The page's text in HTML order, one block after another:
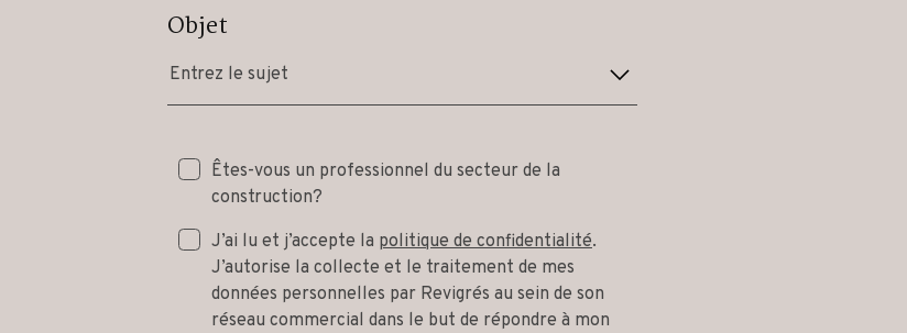
Objet
Entrez le sujet
Êtes-vous un professionnel du secteur de la
construction?
J’ai lu et j’accepte la politique de confidentialité.
J’autorise la collecte et le traitement de mes
données personnelles par Revigrés au sein de son
réseau commercial dans le but de répondre à mon